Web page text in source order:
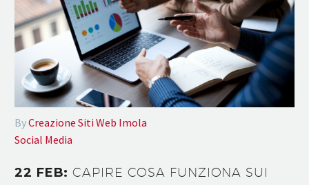
ByCreazione Siti Web Imola
Social Media
22 FEB:CAPIRE COSA FUNZIONA SUI